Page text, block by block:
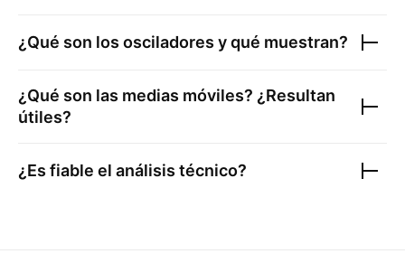
¿Qué son los osciladores y qué muestran?
¿Qué son las medias móviles? ¿Resultan
útiles?
¿Es fiable el análisis técnico?